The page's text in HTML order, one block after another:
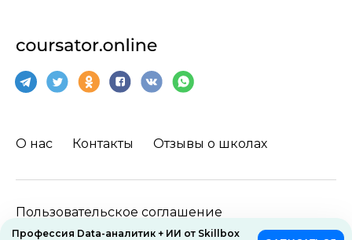
Аналитика для руководителей
Работа с презентациями
Data Science
Профессия Data-аналитик + ИИ от Skillbox
О нас Контакты Отзывы о школах
Пользовательское соглашение